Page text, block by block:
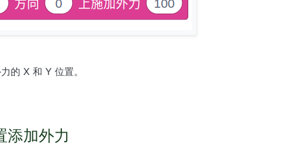
的 X 和 Y 位置。
添加外力